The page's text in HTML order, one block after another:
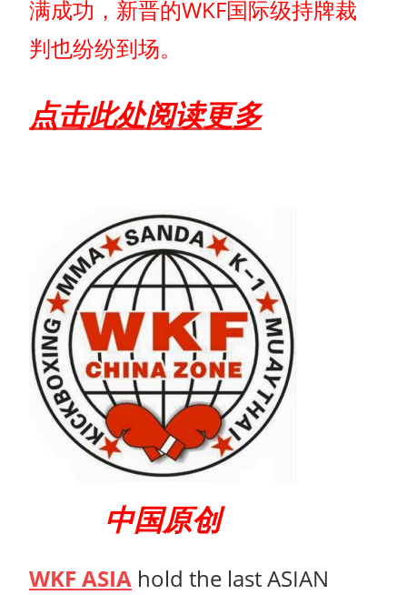
满成功，新晋的WKF国际级持牌裁
判也纷纷到场。
点击此处阅读更多
中国原创
WKF ASIA hold the last ASIAN